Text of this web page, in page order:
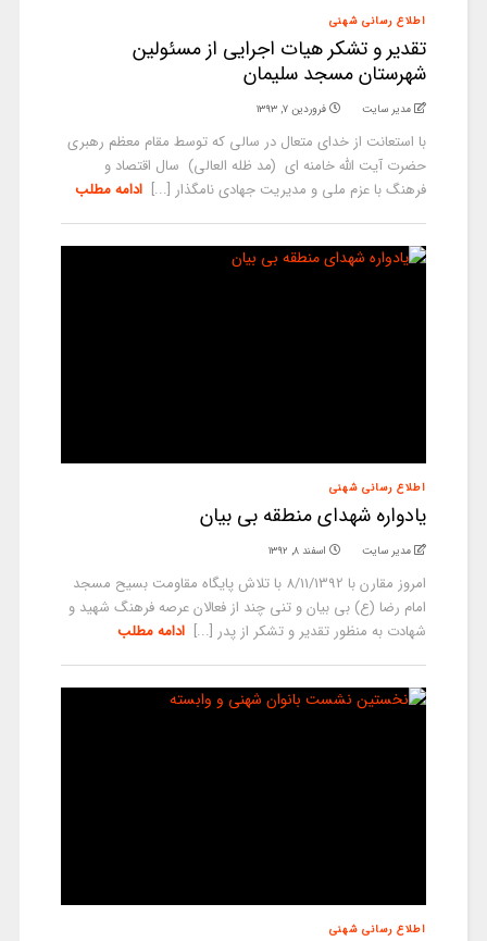
اطلاع رسانی شهنی
تقدیر و تشکر هیات اجرایی از مسئولین
شهرستان مسجد سلیمان
مدیر سایت فروردین ۷, ۱۳۹۳
با استعانت از خدای متعال در سالی که توسط مقام معظم رهبری
حضرت آیت الله خامنه ای (مد ظله العالی) سال اقتصاد و
فرهنگ با عزم ملی و مدیریت جهادی نامگذار [...] ادامه مطلب
اطلاع رسانی شهنی
یادواره شهدای منطقه بی بیان
مدیر سایت اسفند ۸, ۱۳۹۲
امروز مقارن با 8/11/1392 با تلاش پایگاه مقاومت بسیح مسجد
امام رضا (ع) بی بیان و تنی چند از فعالان عرصه فرهنگ شهید و
شهادت به منظور تقدیر و تشکر از پدر [...] ادامه مطلب
اطلاع رسانی شهنی